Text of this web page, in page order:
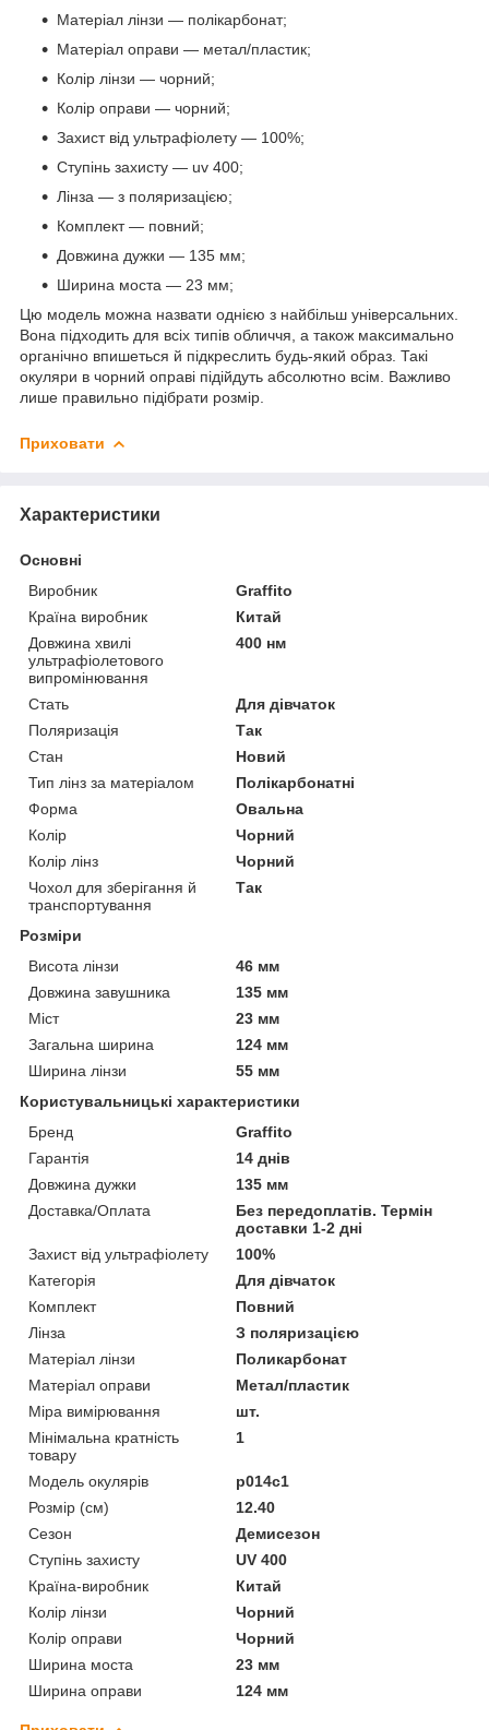
Матеріал лінзи — полікарбонат;
Матеріал оправи — метал/пластик;
Колір лінзи — чорний;
Колір оправи — чорний;
Захист від ультрафіолету — 100%;
Ступінь захисту — uv 400;
Лінза — з поляризацією;
Комплект — повний;
Довжина дужки — 135 мм;
Ширина моста — 23 мм;
Цю модель можна назвати однією з найбільш універсальних.
Вона підходить для всіх типів обличчя, а також максимально
органічно впишеться й підкреслить будь-який образ. Такі
окуляри в чорний оправі підійдуть абсолютно всім. Важливо
лише правильно підібрати розмір.
Приховати
Характеристики
Основні
Виробник
Graffito
Країна виробник
Китай
Довжина хвилі
ультрафіолетового
випромінювання
400 нм
Стать
Для дівчаток
Поляризація
Так
Стан
Новий
Тип лінз за матеріалом
Полікарбонатні
Форма
Овальна
Колір
Чорний
Колір лінз
Чорний
Чохол для зберігання й
транспортування
Так
Розміри
Висота лінзи
46 мм
Довжина завушника
135 мм
Міст
23 мм
Загальна ширина
124 мм
Ширина лінзи
55 мм
Користувальницькі характеристики
Бренд
Graffito
Гарантія
14 днів
Довжина дужки
135 мм
Доставка/Оплата
Без передоплатів. Термін
доставки 1-2 дні
Захист від ультрафіолету
100%
Категорія
Для дівчаток
Комплект
Повний
Лінза
З поляризацією
Матеріал лінзи
Поликарбонат
Матеріал оправи
Метал/пластик
Міра вимірювання
шт.
Мінімальна кратність
товару
1
Модель окулярів
p014c1
Розмір (см)
12.40
Сезон
Демисезон
Ступінь захисту
UV 400
Країна-виробник
Китай
Колір лінзи
Чорний
Колір оправи
Чорний
Ширина моста
23 мм
Ширина оправи
124 мм